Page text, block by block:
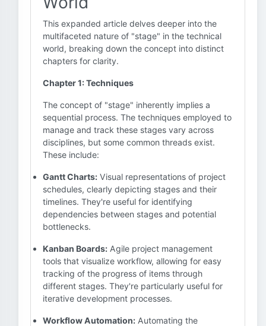
This expanded article delves deeper into the
multifaceted nature of "stage" in the technical
world, breaking down the concept into distinct
chapters for clarity.
Chapter 1: Techniques
The concept of "stage" inherently implies a
sequential process. The techniques employed to
manage and track these stages vary across
disciplines, but some common threads exist.
These include:
Gantt Charts: Visual representations of project
schedules, clearly depicting stages and their
timelines. They're useful for identifying
dependencies between stages and potential
bottlenecks.
Kanban Boards: Agile project management
tools that visualize workflow, allowing for easy
tracking of the progress of items through
different stages. They're particularly useful for
iterative development processes.
Workflow Automation: Automating the